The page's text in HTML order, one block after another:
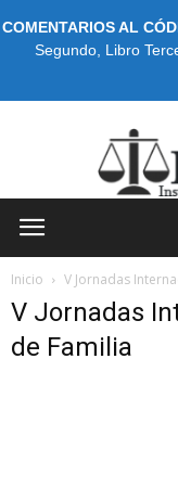
COMENTARIOS AL
Segundo, Libro
Inicio V Jornadas
V Jornadas
de Familia